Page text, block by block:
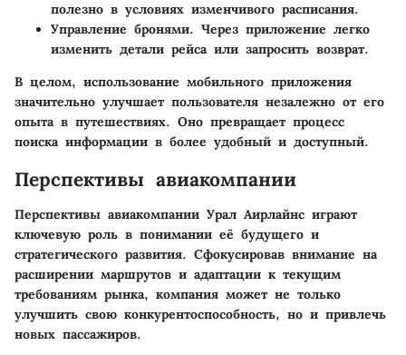
полезно в условиях изменчивого расписания.
Управление бронями. Через приложение легко
изменить детали рейса или запросить возврат.
В целом, использование мобильного приложения
значительно улучшает пользователя незалежно от его
опыта в путешествиях. Оно превращает процесс
поиска информации в более удобный и доступный.
Перспективы авиакомпании
Перспективы авиакомпании Урал Аирлайнс играют
ключевую роль в понимании её будущего и
стратегического развития. Сфокусировав внимание на
расширении маршрутов и адаптации к текущим
требованиям рынка, компания может не только
улучшить свою конкурентоспособность, но и привлечь
новых пассажиров.